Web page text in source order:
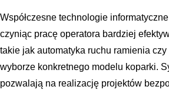
Współczesne technologie
czyniąc pracę operatora bardziej
takie jak automatyka ruchu ramienia
wyborze konkretnego modelu koparki.
pozwalają na realizację projektów